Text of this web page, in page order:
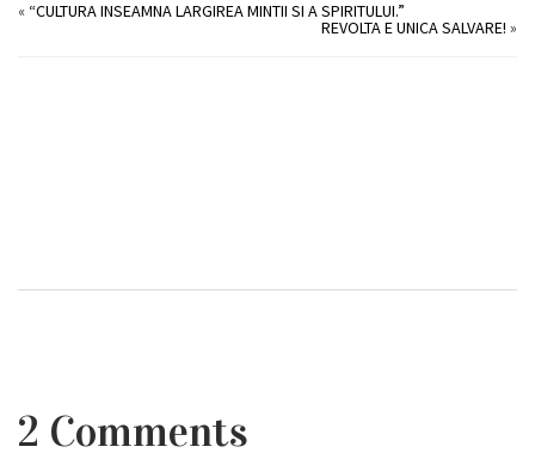
« “CULTURA INSEAMNA LARGIREA MINTII SI A SPIRITULUI.”
REVOLTA E UNICA SALVARE! »
2 Comments